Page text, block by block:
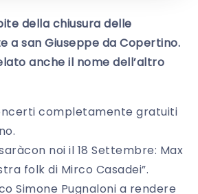
della chiusura delle
a san Giuseppe da Copertino.
anche il nome dell’altro
completamente gratuiti
noi il 18 Settembre: Max
folk di Mirco Casadei”.
Simone Pugnaloni a rendere